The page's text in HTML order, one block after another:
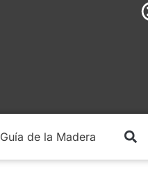
Guía de la Madera